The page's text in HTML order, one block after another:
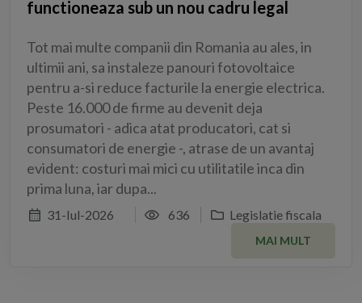
functioneaza sub un nou cadru legal
Tot mai multe companii din Romania au ales, in
ultimii ani, sa instaleze panouri fotovoltaice
pentru a-si reduce facturile la energie electrica.
Peste 16.000 de firme au devenit deja
prosumatori - adica atat producatori, cat si
consumatori de energie -, atrase de un avantaj
evident: costuri mai mici cu utilitatile inca din
prima luna, iar dupa...
31-Iul-2026 636 Legislatie fiscala
MAI MULT